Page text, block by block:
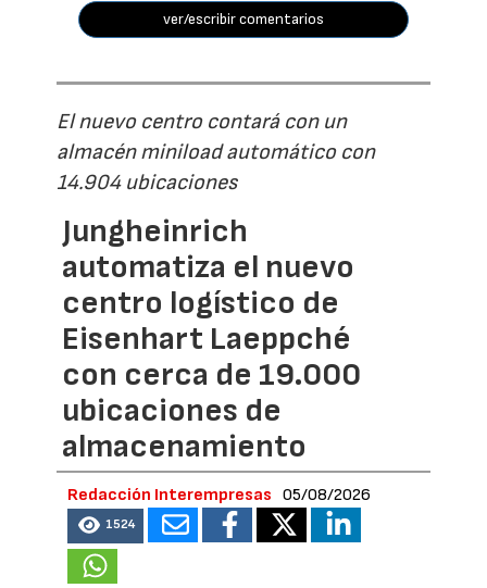
ver/escribir comentarios
El nuevo centro contará con un
almacén miniload automático con
14.904 ubicaciones
Jungheinrich
automatiza el nuevo
centro logístico de
Eisenhart Laeppché
con cerca de 19.000
ubicaciones de
almacenamiento
Redacción Interempresas 05/08/2026
1524